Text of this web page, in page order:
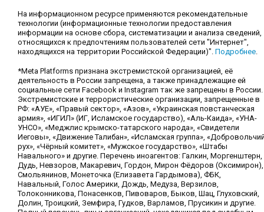
На информационном ресурсе применяются рекомендательные
технологии (информационные технологии предоставления
информации на основе сбора, систематизации и анализа сведений,
относящихся к предпочтениям пользователей сети "Интернет",
находящихся на территории Российской Федерации)". Подробнее.
*Meta Platforms признана экстремистской организацией, её
деятельность в России запрещена, а также принадлежащие ей
социальные сети Facebook и Instagram так же запрещены в России.
Экстремистские и террористические организации, запрещенные в
РФ: «АУЕ», «Правый сектор», «Азов», «Украинская повстанческая
армия», «ИГИЛ» (ИГ, Исламское государство), «Аль-Каида», «УНА-
УНСО», «Меджлис крымско-татарского народа», «Свидетели
Иеговы», «Движение Талибан», «Исламская группа»,
рух», «Чёрный комитет», «Мужское государство», «Штабы
Навального» и другие. Перечень иноагентов: Галкин, Моргенштерн,
Дудь, Невзоров, Макаревич, Гордон, Мирон Фёдоров (Оксимирон),
Смольянинов, Монеточка (Елизавета Гардымова), ФБК,
Навальный, Голос Америки, Дождь, Медуза, Верзилов,
Толоконникова, Понасенков, Пивоваров, Быков, Шац, Глуховский,
Долин, Троицкий, Земфира, Гудков, Варламов, Прусикин и другие.